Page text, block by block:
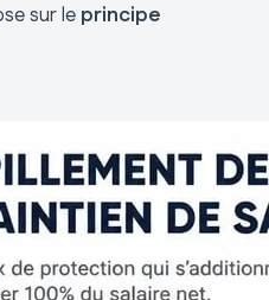
sur le principe